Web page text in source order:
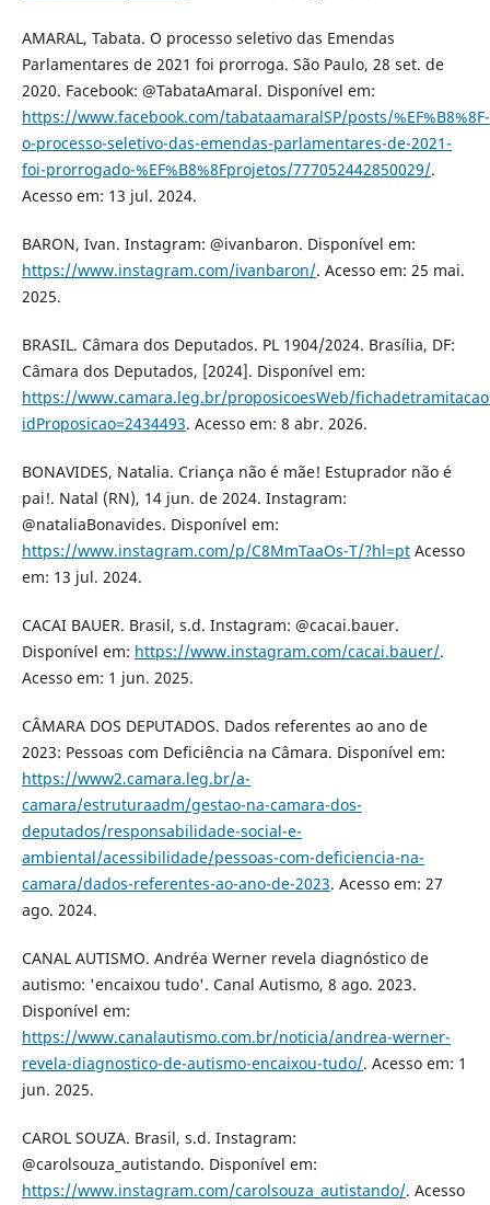
AMARAL, Tabata. O processo seletivo das Emendas
Parlamentares de 2021 foi prorroga. São Paulo, 28 set. de
2020. Facebook: @TabataAmaral. Disponível em:
https://www.facebook.com/tabataamaralSP/posts/%EF%B8%8F-
o-processo-seletivo-das-emendas-parlamentares-de-2021-
foi-prorrogado-%EF%B8%8Fprojetos/777052442850029/.
Acesso em: 13 jul. 2024.
BARON, Ivan. Instagram: @ivanbaron. Disponível em:
https://www.instagram.com/ivanbaron/. Acesso em: 25 mai.
2025.
BRASIL. Câmara dos Deputados. PL 1904/2024. Brasília, DF:
Câmara dos Deputados, [2024]. Disponível em:
https://www.camara.leg.br/proposicoesWeb/
idProposicao=2434493. Acesso em: 8 abr. 2026.
BONAVIDES, Natalia. Criança não é mãe! Estuprador não é
pai!. Natal (RN), 14 jun. de 2024. Instagram:
@nataliaBonavides. Disponível em:
https://www.instagram.com/p/C8MmTaaOs-T/?hl=ptAcesso
em: 13 jul. 2024.
CACAI BAUER. Brasil, s.d. Instagram: @cacai.bauer.
Disponível em: https://www.instagram.com/cacai.bauer/.
Acesso em: 1 jun. 2025.
CÂMARA DOS DEPUTADOS. Dados referentes ao ano de
2023: Pessoas com Deficiência na Câmara. Disponível em:
https://www2.camara.leg.br/a-
camara/estruturaadm/gestao-na-camara-dos-
deputados/responsabilidade-social-e-
ambiental/acessibilidade/pessoas-com-deficiencia-na-
camara/dados-referentes-ao-ano-de-2023. Acesso em: 27
ago. 2024.
CANAL AUTISMO. Andréa Werner revela diagnóstico de
autismo: 'encaixou tudo'. Canal Autismo, 8 ago. 2023.
Disponível em:
https://www.canalautismo.com.br/noticia/andrea-werner-
revela-diagnostico-de-autismo-encaixou-tudo/. Acesso em: 1
jun. 2025.
CAROL SOUZA. Brasil, s.d. Instagram:
@carolsouza_autistando. Disponível em:
https://www.instagram.com/carolsouza_autistando/. Acesso